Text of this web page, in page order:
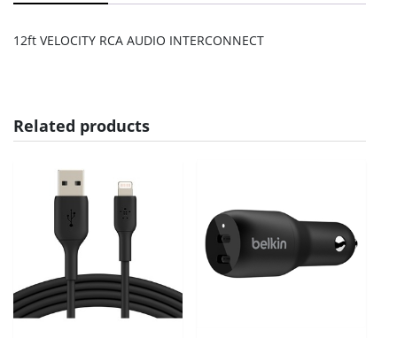
12ft VELOCITY RCA AUDIO INTERCONNECT
Related products